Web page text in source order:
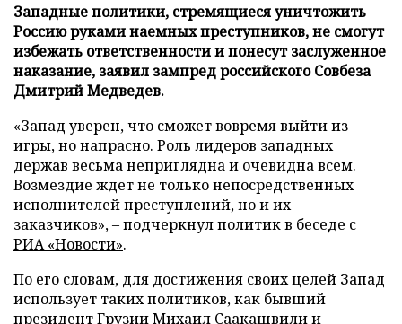
Западные политики, стремящиеся уничтожить
Россию руками наемных преступников, не смогут
избежать ответственности и понесут заслуженное
наказание, заявил зампред российского Совбеза
Дмитрий Медведев.
«Запад уверен, что сможет вовремя выйти из
игры, но напрасно. Роль лидеров западных
держав весьма неприглядна и очевидна всем.
Возмездие ждет не только непосредственных
исполнителей преступлений, но и их
заказчиков», – подчеркнул политик в беседе с
РИА «Новости».
По его словам, для достижения своих целей Запад
использует таких политиков, как бывший
президент Грузии Михаил Саакашвили и